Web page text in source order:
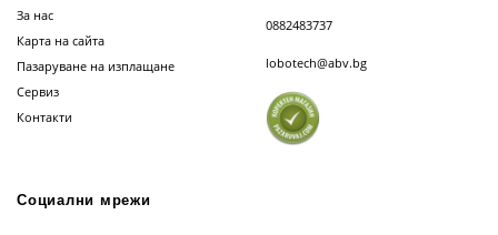
За нас
Карта на сайта
Пазаруване на изплащане
Сервиз
Контакти
0882483737
lobotech@abv.bg
Социални мрежи